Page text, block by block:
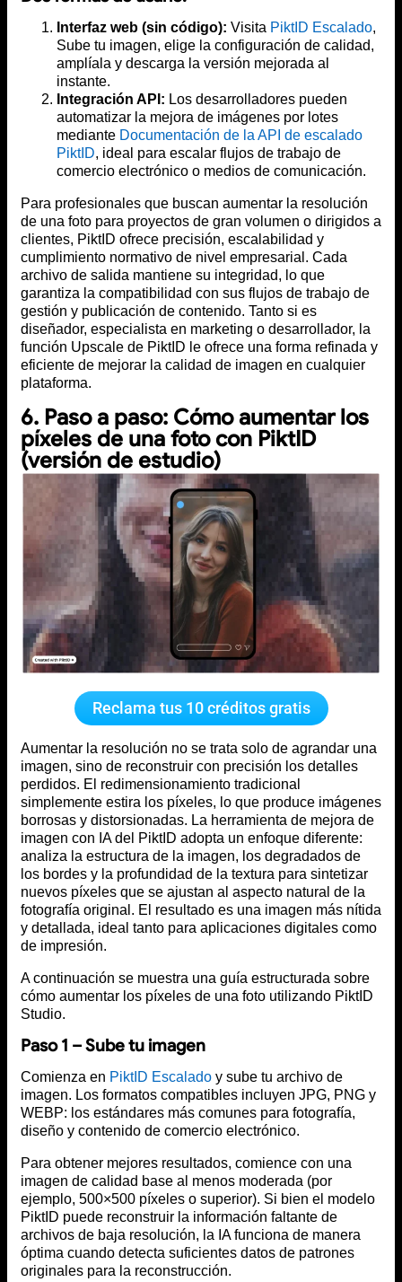
Interfaz web (sin código): Visita PiktID Escalado,
Sube tu imagen, elige la configuración de calidad,
amplíala y descarga la versión mejorada al
instante.
Integración API: Los desarrolladores pueden
automatizar la mejora de imágenes por lotes
mediante Documentación de la API de escalado
PiktID, ideal para escalar flujos de trabajo de
comercio electrónico o medios de comunicación.
Para profesionales que buscan aumentar la resolución
de una foto para proyectos de gran volumen o dirigidos a
clientes, PiktID ofrece precisión, escalabilidad y
cumplimiento normativo de nivel empresarial. Cada
archivo de salida mantiene su integridad, lo que
garantiza la compatibilidad con sus flujos de trabajo de
gestión y publicación de contenido. Tanto si es
diseñador, especialista en marketing o desarrollador, la
función Upscale de PiktID le ofrece una forma refinada y
eficiente de mejorar la calidad de imagen en cualquier
plataforma.
6. Paso a paso: Cómo aumentar los
píxeles de una foto con PiktID
(versión de estudio)
Reclama tus 10 créditos gratis
Aumentar la resolución no se trata solo de agrandar una
imagen, sino de reconstruir con precisión los detalles
perdidos. El redimensionamiento tradicional
simplemente estira los píxeles, lo que produce imágenes
borrosas y distorsionadas. La herramienta de mejora de
imagen con IA del PiktID adopta un enfoque diferente:
analiza la estructura de la imagen, los degradados de
los bordes y la profundidad de la textura para sintetizar
nuevos píxeles que se ajustan al aspecto natural de la
fotografía original. El resultado es una imagen más nítida
y detallada, ideal tanto para aplicaciones digitales como
de impresión.
A continuación se muestra una guía estructurada sobre
cómo aumentar los píxeles de una foto utilizando PiktID
Studio.
Paso 1 – Sube tu imagen
Comienza en PiktID Escalado y sube tu archivo de
imagen. Los formatos compatibles incluyen JPG, PNG y
WEBP: los estándares más comunes para fotografía,
diseño y contenido de comercio electrónico.
Para obtener mejores resultados, comience con una
imagen de calidad base al menos moderada (por
ejemplo, 500×500 píxeles o superior). Si bien el modelo
PiktID puede reconstruir la información faltante de
archivos de baja resolución, la IA funciona de manera
óptima cuando detecta suficientes datos de patrones
originales para la reconstrucción.